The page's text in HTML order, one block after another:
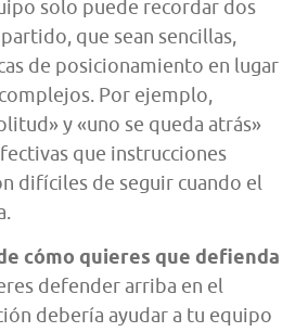
solo puede recordar dos
que sean sencillas,
de posicionamiento en lugar
Por ejemplo,
y «uno se queda atrás»
que instrucciones
difíciles de seguir cuando el
cómo quieres que defienda
defender arriba en el
debería ayudar a tu equipo